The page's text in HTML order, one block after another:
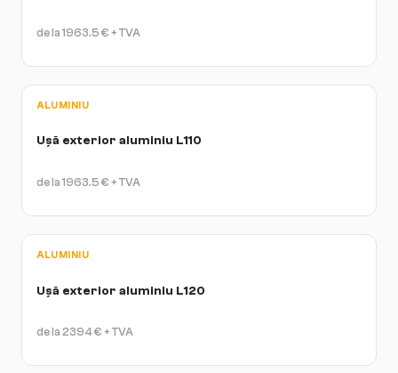
de la 1963.5 € + TVA
ALUMINIU
Ușă exterior aluminiu L110
de la 1963.5 € + TVA
ALUMINIU
Ușă exterior aluminiu L120
de la 2394€ + TVA